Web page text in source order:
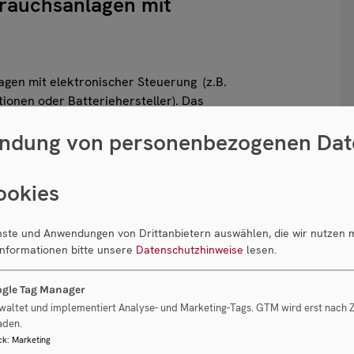
mit elektronischer Steuerung (z.B.
oder Batteriehersteller). Das
sein.
Kommunikationstechnologie (IKT), Kälte- und
von personenbezogenen
und Anwendungen von Drittanbietern auswählen, die wir nutzen
bitte unsere Datenschutzhinweise lesen.
Tag Manager
und implementiert Analyse- und Marketing-Tags. GTM wird erst nach
: Marketing